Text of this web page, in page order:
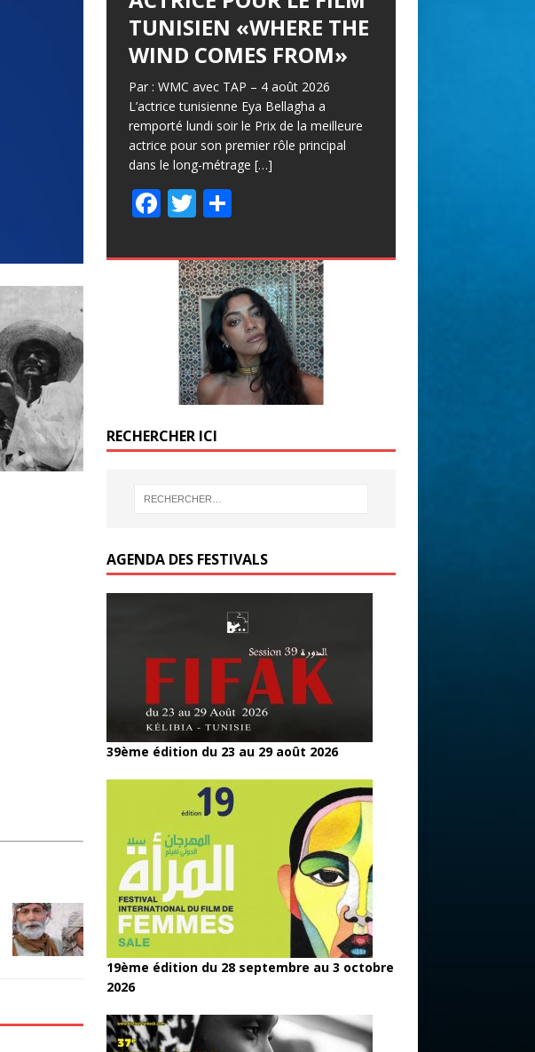
TUNISIEN «WHERE THE
WIND COMES FROM»
Par : WMC avec TAP – 4 août 2026
L’actrice tunisienne Eya Bellagha a
remporté lundi soir le Prix de la meilleure
actrice pour son premier rôle principal
dans le long-métrage […]
F
e
T
itt
er
P
ta
g
er
RECHERCHER ICI
AGENDA DES FESTIVALS
39ème édition du 23 au 29 août 2026
19ème édition du 28 septembre au 3 octobre
2026